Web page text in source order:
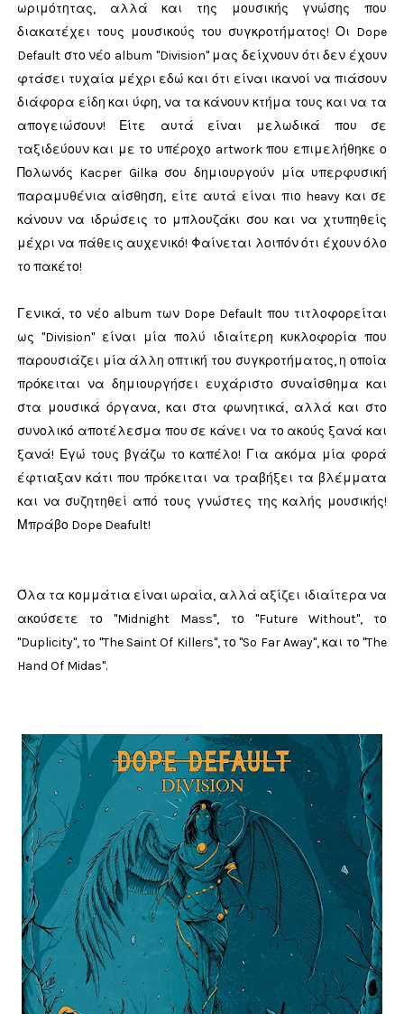
ωριμότητας, αλλά και της μουσικής γνώσης που
διακατέχει τους μουσικούς του συγκροτήματος! Οι Dope
Default στο νέο album "Division" μας δείχνουν ότι δεν έχουν
φτάσει τυχαία μέχρι εδώ και ότι είναι ικανοί να πιάσουν
διάφορα είδη και ύφη, να τα κάνουν κτήμα τους και να τα
απογειώσουν! Είτε αυτά είναι μελωδικά που σε
ταξιδεύουν και με το υπέροχο artwork που επιμελήθηκε ο
Πολωνός Kacper Gilka σου δημιουργούν μία υπερφυσική
παραμυθένια αίσθηση, είτε αυτά είναι πιο heavy και σε
κάνουν να ιδρώσεις το μπλουζάκι σου και να χτυπηθείς
μέχρι να πάθεις αυχενικό! Φαίνεται λοιπόν ότι έχουν όλο
το πακέτο!
Γενικά, το νέο album των Dope Default που τιτλοφορείται
ως "Division" είναι μία πολύ ιδιαίτερη κυκλοφορία που
παρουσιάζει μία άλλη οπτική του συγκροτήματος, η οποία
πρόκειται να δημιουργήσει ευχάριστο συναίσθημα και
στα μουσικά όργανα, και στα φωνητικά, αλλά και στο
συνολικό αποτέλεσμα που σε κάνει να το ακούς ξανά και
ξανά! Εγώ τους βγάζω το καπέλο! Για ακόμα μία φορά
έφτιαξαν κάτι που πρόκειται να τραβήξει τα βλέμματα
και να συζητηθεί από τους γνώστες της καλής μουσικής!
Μπράβο Dope Deafult!
Όλα τα κομμάτια είναι ωραία, αλλά αξίζει ιδιαίτερα να
ακούσετε το "Midnight Mass", το "Future Without", το
"Duplicity", το "The Saint Of Killers", το "So Far Away", και το "The
Hand Of Midas".